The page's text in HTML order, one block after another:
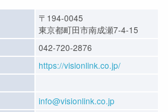
〒194-0045
東京都町田市南成瀬7-4-15
042-720-2876
https://visionlink.co.jp/
info@visionlink.co.jp